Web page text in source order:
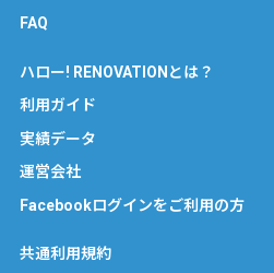
FAQ
ハロー! RENOVATIONとは？
利用ガイド
実績データ
運営会社
Facebookログインをご利用の方
共通利用規約